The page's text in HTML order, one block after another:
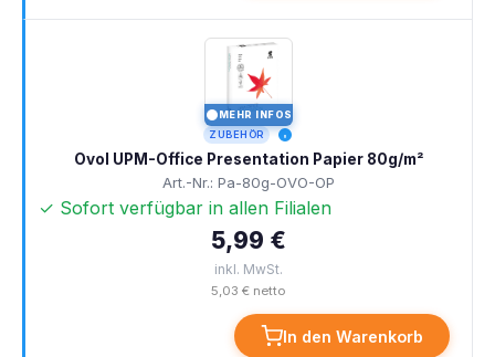
MEHR INFOS
ZUBEHÖR
Ovol UPM-Office Presentation Papier 80g/m²
Art.-Nr.: Pa-80g-OVO-OP
✓ Sofort verfügbar in allen Filialen
5,99 €
inkl. MwSt.
5,03 € netto
In den Warenkorb